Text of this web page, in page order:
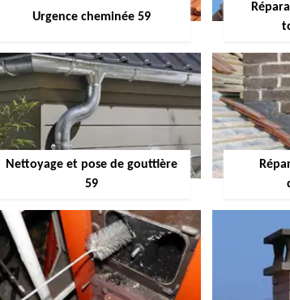
Urgence cheminée 59
Nettoyage et pose de gouttière
59